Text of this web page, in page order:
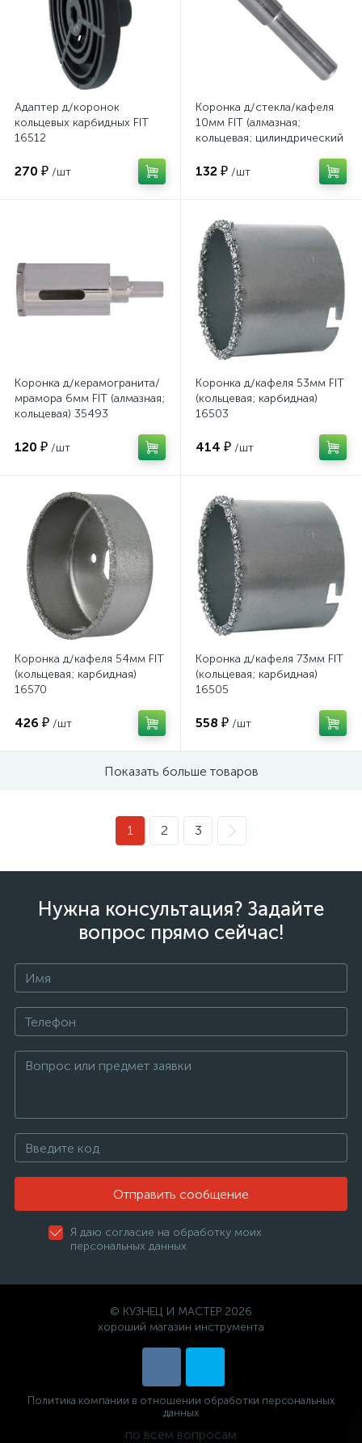
Адаптер д/коронок
кольцевых карбидных FIT
16512
270 ₽ /шт
Коронка д/стекла/кафеля
10мм FIT (алмазная;
кольцевая; цилиндрический
132 ₽ /шт
Коронка д/керамогранита/
мрамора 6мм FIT (алмазная;
кольцевая) 35493
120 ₽ /шт
Коронка д/кафеля 53мм FIT
(кольцевая; карбидная)
16503
414 ₽ /шт
Коронка д/кафеля 54мм FIT
(кольцевая; карбидная)
16570
426 ₽ /шт
Коронка д/кафеля 73мм FIT
(кольцевая; карбидная)
16505
558 ₽ /шт
Показать больше товаров
1 2 3
Нужна консультация? Задайте
вопрос прямо сейчас!
Отправить сообщение
Я даю согласие на обработку моих
персональных данных
© КУЗНЕЦ И МАСТЕР 2026
хороший магазин инструмента
Политика компании в отношении обработки персональных
данных
по всем вопросам